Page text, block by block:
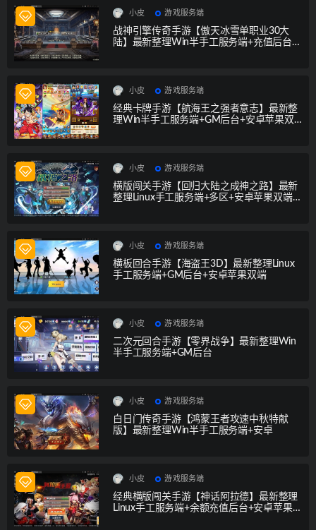
小皮 游戏服务端
战神引擎传奇手游【傲天冰雪单职业30大
陆】最新整理Win半手工服务端+充值后台
小皮 游戏服务端
经典卡牌手游【航海王之强者意志】最新整
理Win半手工服务端+GM后台+安卓苹果双
小皮 游戏服务端
横版闯关手游【回归大陆之成神之路】最新
整理Linux手工服务端+多区+安卓苹果双端
小皮 游戏服务端
横板回合手游【海盗王3D】最新整理Linux
手工服务端+GM后台+安卓苹果双端
小皮 游戏服务端
二次元回合手游【零界战争】最新整理Win
半手工服务端+GM后台
小皮 游戏服务端
白日门传奇手游【鸿蒙王者攻速中秋特献
版】最新整理Win半手工服务端+安卓
小皮 游戏服务端
经典横版闯关手游【神话阿拉德】最新整理
Linux手工服务端+余额充值后台+安卓苹果